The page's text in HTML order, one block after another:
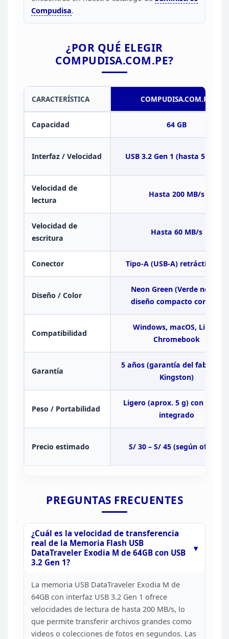
Compudisa.
¿POR QUÉ ELEGIR
COMPUDISA.COM.PE?
CARACTERÍSTICA COMPUDISA.COM.PE
Capacidad 64 GB
Interfaz / Velocidad USB 3.2 Gen 1 (hasta 5 Gbps)
Velocidad de
lectura
Hasta 200MB/s
Velocidad de
escritura
Hasta 60 MB/s
Conector Tipo-A(USB-A) retráctil / fijo
Diseño / Color
Neon Green (Verde neón),
diseño compacto con ojal
Compatibilidad
Windows, macOS, Linux,
Chromebook
Garantía
5 años (garantía del
Kingston)
Peso / Portabilidad
Ligero (aprox. 5 g) con
integrado
Precio estimado S/ 30 – S/ 45 (según oferta)
PREGUNTAS FRECUENTES
¿Cuál es la velocidad de transferencia
real de la Memoria Flash USB
DataTraveler Exodia M de 64GB con USB
3.2 Gen 1?
La memoria USB DataTraveler Exodia M de
64GB con interfaz USB 3.2 Gen 1 ofrece
velocidades de lectura de hasta 200 MB/s, lo
que permite transferir archivos grandes como
videos o colecciones de fotos en segundos. Las